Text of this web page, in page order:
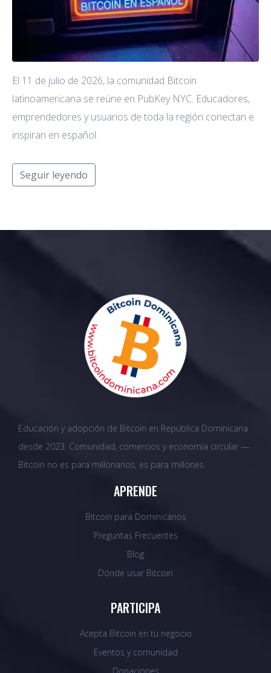
El 11 de julio de 2026, la comunidad Bitcoin
latinoamericana se reúne en PubKey NYC. Educadores,
emprendedores y usuarios de toda la región conectan e
inspiran en español.
Seguir leyendo
Educación y adopción de Bitcoin en República Dominicana
desde 2023. Comunidad, comercios y economía circular —
Bitcoin no es para millonarios, es para millones.
APRENDE
Bitcoin para Dominicanos
Preguntas Frecuentes
Blog
Dónde usar Bitcoin
PARTICIPA
Acepta Bitcoin en tu negocio
Eventos y comunidad
Donaciones